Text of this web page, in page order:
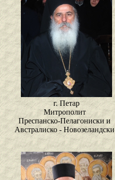
г. Петар
Митрополит
Преспанско-Пелагониски и
Австралиско - Новозеландски